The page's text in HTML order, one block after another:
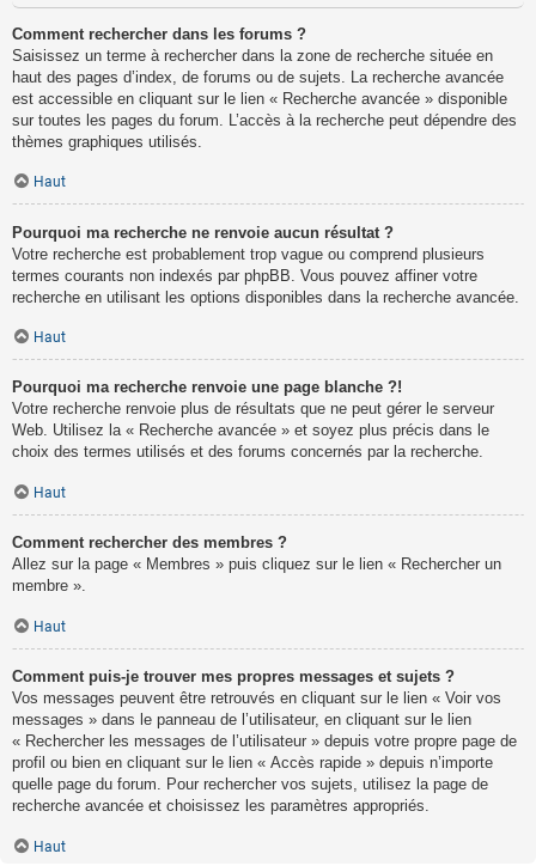
Comment rechercher dans les forums ?
Saisissez un terme à rechercher dans la zone de recherche située en
haut des pages d’index, de forums ou de sujets. La recherche avancée
est accessible en cliquant sur le lien « Recherche avancée » disponible
sur toutes les pages du forum. L’accès à la recherche peut dépendre des
thèmes graphiques utilisés.
Haut
Pourquoi ma recherche ne renvoie aucun résultat ?
Votre recherche est probablement trop vague ou comprend plusieurs
termes courants non indexés par phpBB. Vous pouvez affiner votre
recherche en utilisant les options disponibles dans la recherche avancée.
Haut
Pourquoi ma recherche renvoie une page blanche ?!
Votre recherche renvoie plus de résultats que ne peut gérer le serveur
Web. Utilisez la « Recherche avancée » et soyez plus précis dans le
choix des termes utilisés et des forums concernés par la recherche.
Haut
Comment rechercher des membres ?
Allez sur la page « Membres » puis cliquez sur le lien « Rechercher un
membre ».
Haut
Comment puis-je trouver mes propres messages et sujets ?
Vos messages peuvent être retrouvés en cliquant sur le lien « Voir vos
messages » dans le panneau de l’utilisateur, en cliquant sur le lien
« Rechercher les messages de l’utilisateur » depuis votre propre page de
profil ou bien en cliquant sur le lien « Accès rapide » depuis n’importe
quelle page du forum. Pour rechercher vos sujets, utilisez la page de
recherche avancée et choisissez les paramètres appropriés.
Haut